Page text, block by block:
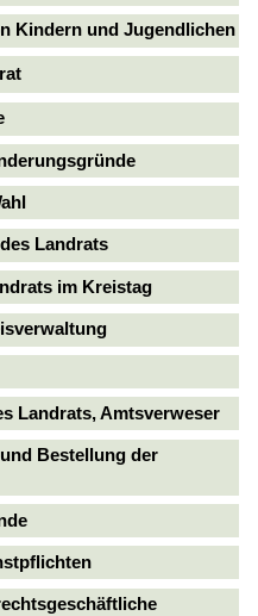
Kindern und Jugendlichen
Landrats
im Kreistag
Landrats, Amtsverweser
Bestellung der